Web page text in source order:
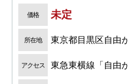
価格 未定
所在地 東京都目黒区自由
アクセス 東急東横線「自由